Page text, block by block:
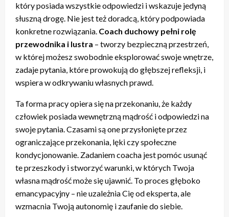
który posiada wszystkie odpowiedzi i wskazuje jedyną
słuszną drogę. Nie jest też doradcą, który podpowiada
konkretne rozwiązania. Coach duchowy pełni rolę
przewodnika i lustra – tworzy bezpieczną przestrzeń,
w której możesz swobodnie eksplorować swoje wnętrze,
zadaje pytania, które prowokują do głębszej refleksji, i
wspiera w odkrywaniu własnych prawd.
Ta forma pracy opiera się na przekonaniu, że każdy
człowiek posiada wewnętrzną mądrość i odpowiedzi na
swoje pytania. Czasami są one przysłonięte przez
ograniczające przekonania, lęki czy społeczne
kondycjonowanie. Zadaniem coacha jest pomóc usunąć
te przeszkody i stworzyć warunki, w których Twoja
własna mądrość może się ujawnić. To proces głęboko
emancypacyjny – nie uzależnia Cię od eksperta, ale
wzmacnia Twoją autonomię i zaufanie do siebie.